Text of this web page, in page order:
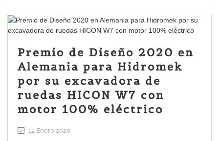
Premio de Diseño 2020 en
Alemania para Hidromek
por su excavadora de
ruedas HICON W7 con
motor 100% eléctrico
14 Enero 2020